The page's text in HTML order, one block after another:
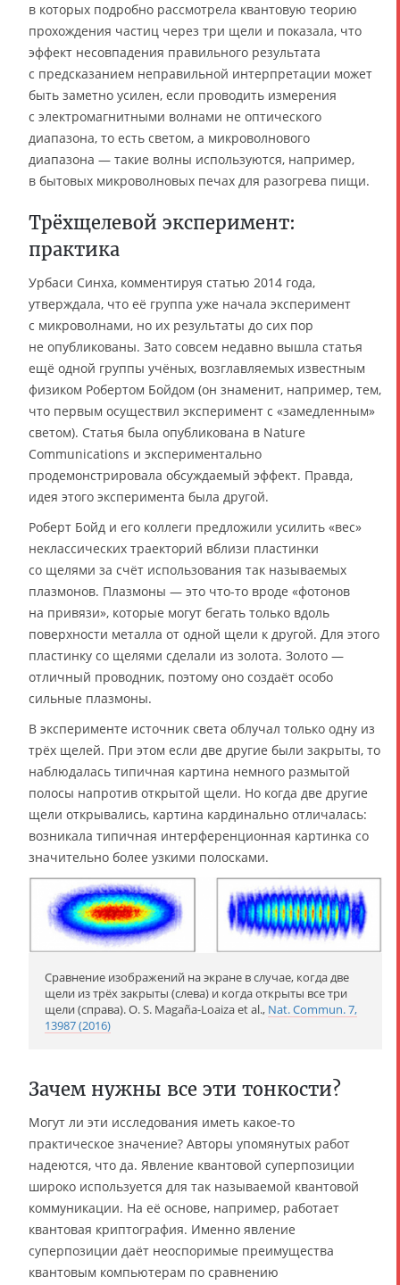
в которых подробно рассмотрела квантовую теорию
прохождения частиц через три щели и показала, что
эффект несовпадения правильного результата
с предсказанием неправильной интерпретации может
быть заметно усилен, если проводить измерения
с электромагнитными волнами не оптического
диапазона, то есть светом, а микроволнового
диапазона — такие волны используются, например,
в бытовых микроволновых печах для разогрева пищи.
Трёхщелевой эксперимент:
практика
Урбаси Синха, комментируя статью 2014 года,
утверждала, что её группа уже начала эксперимент
с микроволнами, но их результаты до сих пор
не опубликованы. Зато совсем недавно вышла статья
ещё одной группы учёных, возглавляемых известным
физиком Робертом Бойдом (он знаменит, например, тем,
что первым осуществил эксперимент с «замедленным»
светом). Статья была опубликована в Nature
Communications и экспериментально
продемонстрировала обсуждаемый эффект. Правда,
идея этого эксперимента была другой.
Роберт Бойд и его коллеги предложили усилить «вес»
неклассических траекторий вблизи пластинки
со щелями за счёт использования так называемых
плазмонов. Плазмоны — это что-то вроде «фотонов
на привязи», которые могут бегать только вдоль
поверхности металла от одной щели к другой. Для этого
пластинку со щелями сделали из золота. Золото —
отличный проводник, поэтому оно создаёт особо
сильные плазмоны.
В эксперименте источник света облучал только одну из
трёх щелей. При этом если две другие были закрыты, то
наблюдалась типичная картина немного размытой
полосы напротив открытой щели. Но когда две другие
щели открывались, картина кардинально отличалась:
возникала типичная интерференционная картинка со
значительно более узкими полосками.
Сравнение изображений на экране в случае, когда две
щели из трёх закрыты (слева) и когда открыты все три
щели (справа). O. S. Magaña-Loaiza et al., Nat. Commun. 7,
13987 (2016)
Зачем нужны все эти тонкости?
Могут ли эти исследования иметь какое-то
практическое значение? Авторы упомянутых работ
надеются, что да. Явление квантовой суперпозиции
широко используется для так называемой квантовой
коммуникации. На её основе, например, работает
квантовая криптография. Именно явление
суперпозиции даёт неоспоримые преимущества
квантовым компьютерам по сравнению